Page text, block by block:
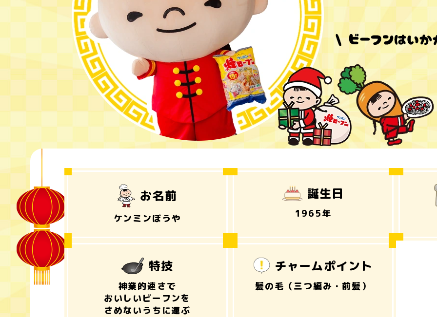
お名前
ケンミンぼうや
誕生日
1965年
特技
神業的速さで
おいしいビーフンを
さめないうちに運ぶ
チャームポイント
髪の毛 （三つ編み・前髪）